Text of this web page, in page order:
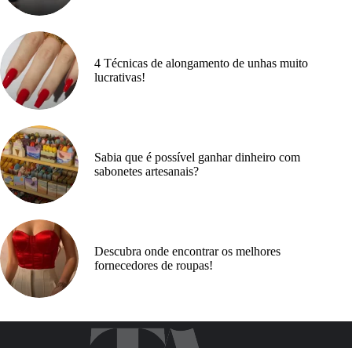
4 Técnicas de alongamento de unhas muito
lucrativas!
Sabia que é possível ganhar dinheiro com
sabonetes artesanais?
Descubra onde encontrar os melhores
fornecedores de roupas!